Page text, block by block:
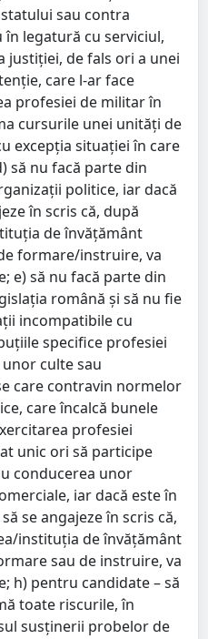
sau contra
legatură cu serviciul,
justiţiei, de fals ori a unei
care l-ar face
profesiei de militar în
cursurile unei unităţi de
excepţia situaţiei în care
să nu facă parte din
politice, iar dacă
în scris că, după
de învăţământ
formare/instruire, va
e) să nu facă parte din
română şi să nu fie
incompatibile cu
specifice profesiei
culte sau
care contravin normelor
care încalcă bunele
profesiei
unic ori să participe
conducerea unor
iar dacă este în
se angajeze în scris că,
instituţia de învăţământ
sau de instruire, va
h) pentru candidate – să
toate riscurile, în
susţinerii probelor de